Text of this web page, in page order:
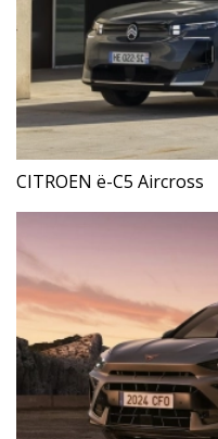
CITROEN ë-C5 Aircross